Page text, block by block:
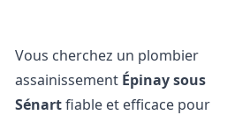
Vous cherchez un plombier
assainissement Épinay sous
Sénartfiable et efficace pour